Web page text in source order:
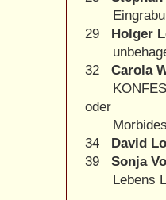
29
Holger
32 Carola
oder
Morbides
34
David
39 Sonja
Lebens